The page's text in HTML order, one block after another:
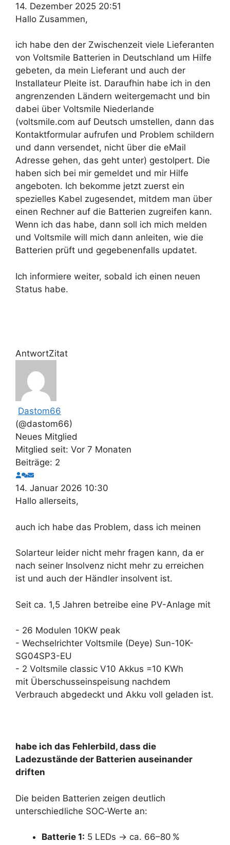
14. Dezember 2025 20:51
Hallo Zusammen,
ich habe den der Zwischenzeit viele Lieferanten
von Voltsmile Batterien in Deutschland um Hilfe
gebeten, da mein Lieferant und auch der
Installateur Pleite ist. Daraufhin habe ich in den
angrenzenden Ländern weitergemacht und bin
dabei über Voltsmile Niederlande
(voltsmile.com auf Deutsch umstellen, dann das
Kontaktformular aufrufen und Problem schildern
und dann versendet, nicht über die eMail
Adresse gehen, das geht unter) gestolpert. Die
haben sich bei mir gemeldet und mir Hilfe
angeboten. Ich bekomme jetzt zuerst ein
spezielles Kabel zugesendet, mitdem man über
einen Rechner auf die Batterien zugreifen kann.
Wenn ich das habe, dann soll ich mich melden
und Voltsmile will mich dann anleiten, wie die
Batterien prüft und gegebenenfalls updatet.
Ich informiere weiter, sobald ich einen neuen
Status habe.
AntwortZitat
Dastom66
(@dastom66)
Neues Mitglied
Mitglied seit: Vor 7 Monaten
Beiträge: 2
14. Januar 2026 10:30
Hallo allerseits,
auch ich habe das Problem, dass ich meinen
Solarteur leider nicht mehr fragen kann, da er
nach seiner Insolvenz nicht mehr zu erreichen
ist und auch der Händler insolvent ist.
Seit ca. 1,5 Jahren betreibe eine PV-Anlage mit
- 26 Modulen 10KW peak
- Wechselrichter Voltsmile (Deye) Sun-10K-
SG04SP3-EU
- 2 Voltsmile classic V10 Akkus =10 KWh
mit Überschusseinspeisung nachdem
Verbrauch abgedeckt und Akku voll geladen ist.
habe ich das Fehlerbild, dass die
Ladezustände der Batterien auseinander
driften
Die beiden Batterien zeigen deutlich
unterschiedliche SOC‑Werte an:
Batterie 1: 5 LEDs → ca. 66–80 %